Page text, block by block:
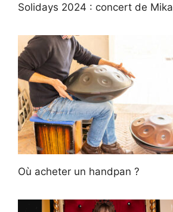
Solidays 2024 : concert de Mika
Où acheter un handpan ?